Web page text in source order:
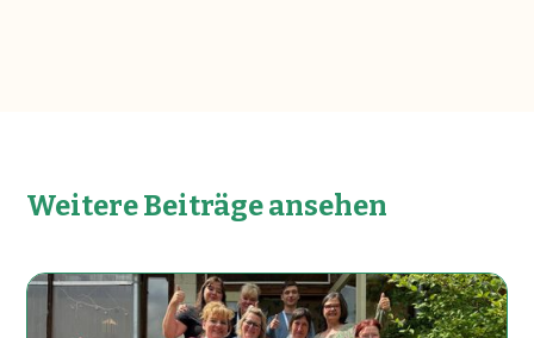
Weitere Beiträge ansehen